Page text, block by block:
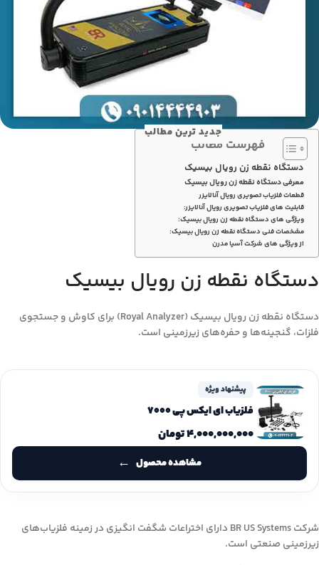
جدید ترین مطالب
فهرست مطالب
دستگاه نقطه زن رویال بیسیک
معرفی دستگاه نقطه زن رویال بیسیک
قطعات فلزیاب تصویری رویال آنالایزر
قابلیت‌ های فلزیاب تصویری رویال آنالایزر:
ویژگی های دستگاه نقطه زن رویال بیسیک:
مشخصات فنی دستگاه نقطه زن رویال بیسیک:
از ویژگی های شرکت آسیا مدرن
دستگاه نقطه زن رویال بیسیک
دستگاه نقطه زن رویال بیسیک (Royal Analyzer) برای کاوش و جستجوی
فلزات، گنجینه‌ها و حفره‌های زیرزمینی است.
پیشنهاد ویژه
فلزیاب ای ایکس پی 7000
۴,۰۰۰,۰۰۰,۰۰۰تومان
مشاهده محصول
شرکت BR US Systems دارای اختراعات شگفت انگیزی در زمینه فلزیاب‌های
زیرزمینی صنعتی است.